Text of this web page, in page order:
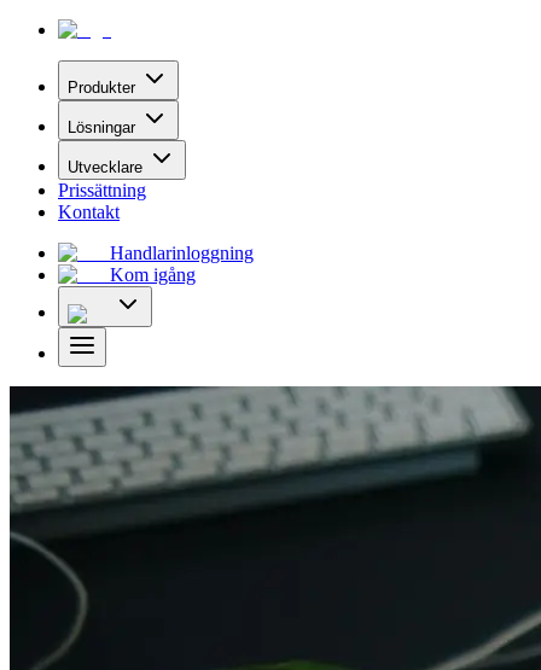
Produkter
Lösningar
Utvecklare
Prissättning
Kontakt
Handlarinloggning
Kom igång